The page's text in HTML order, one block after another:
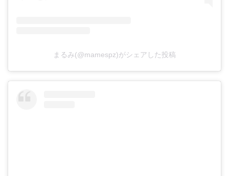
まるみ(@mamespz)がシェアした投稿